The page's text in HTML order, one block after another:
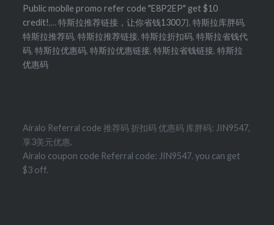
Public mobile promo refer code "E8P2EP" get $10
credit!,...特斯拉推荐链接，让你省钱1300刀,特斯拉库胖码,
特斯拉推荐码,特斯拉推荐链接,特斯拉折扣码,特斯拉省钱代
码,特斯拉优惠码,特斯拉优惠链接, 特斯拉省钱链接,特斯拉
优惠码
Airalo Referral code 推荐码 折扣码 优惠码 库胖码: JIN9547,
享3美元优惠.
Airalo coupon code Referral code: JIN9547. you can get
$3 off.